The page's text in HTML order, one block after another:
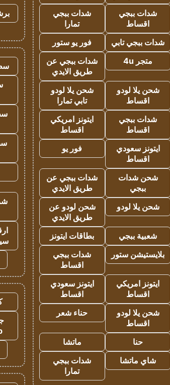
شدات ببجي
اقساط
شدات ببجي
تمارا
شدات ببجي تابي
فور يو ستور
متجر 4u
شدات ببجي عن
طريق الايدي
شحن يلا لودو
اقساط
شحن يلا لودو
تابي تمارا
شدات ببجي
اقساط
ايتونز امريكي
اقساط
ايتونز سعودي
اقساط
فور يو
شحن شدات
ببجي
شدات ببجي عن
طريق الايدي
شحن يلا لودو
شحن لودو عن
طريق الايدي
شعبية ببجي
بطاقات ايتونز
بلايستيشن ستور
شدات ببجي
اقساط
ايتونز امريكي
اقساط
ايتونز سعودي
اقساط
شحن يلا لودو
اقساط
حناء شعر
حنا
ماتشا
شاي ماتشا
شدات ببجي
تمارا